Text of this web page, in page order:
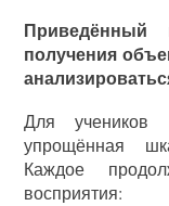
Приведённый
получения
Для учеников
упрощённая
Каждое
восприятия: